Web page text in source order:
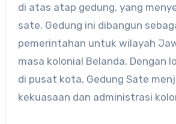
di atas atap gedung, yang
sate. Gedung ini dibangun
pemerintahan untuk wilayah
masa kolonial Belanda. Dengan
di pusat kota, Gedung Sate
kekuasaan dan administrasi